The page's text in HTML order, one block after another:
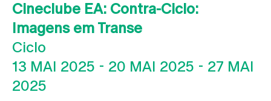
Cineclube EA: Contra-Ciclo:
Imagens em Transe
Ciclo
13 MAI 2025 - 20 MAI 2025 - 27 MAI
2025